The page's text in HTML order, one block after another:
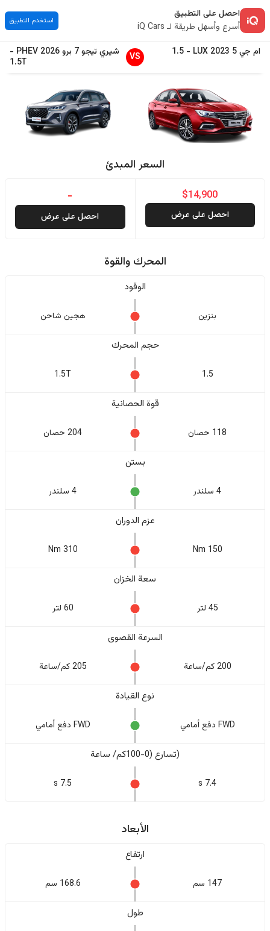
احصل على التطبيق
أسرع وأسهل طريقة لـ iQ Cars
استخدم التطبيق
ام جي5
2023
LUX
-
1.5
VS شيريتيجو 7 برو 2026
PHEV
-
1.5T
السعر المبدئ
$14,900
احصل على عرض
-
احصل على عرض
المحرك والقوة
الوقود
بنزين هجين شاحن
حجم المحرك
1.5
1.5T
قوة الحصانية
118 حصان 204 حصان
بستن
4 سلندر 4 سلندر
عزم الدوران
150 Nm
310 Nm
سعة الخزان
45 لتر 60 لتر
السرعة القصوى
200 كم/ساعة 205 كم/ساعة
نوع القيادة
FWD دفع أمامي FWD دفع أمامي
(تسارع (0-100كم/ ساعة
7.4 s
7.5 s
الأبعاد
ارتفاع
147 سم 168.6 سم
طول